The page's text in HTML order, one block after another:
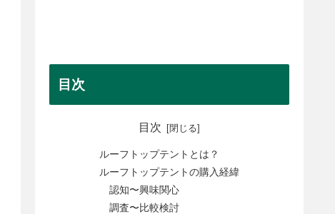
目次
目次
ルーフトップテントとは？
ルーフトップテントの購入経緯
認知〜興味関心
調査〜比較検討